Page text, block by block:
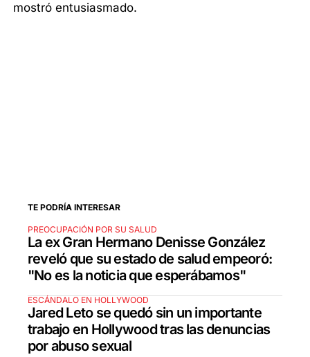
mostró entusiasmado.
TE PODRÍA INTERESAR
PREOCUPACIÓN POR SU SALUD
La ex Gran Hermano Denisse González
reveló que su estado de salud empeoró:
"No es la noticia que esperábamos"
ESCÁNDALO EN HOLLYWOOD
Jared Leto se quedó sin un importante
trabajo en Hollywood tras las denuncias
por abuso sexual